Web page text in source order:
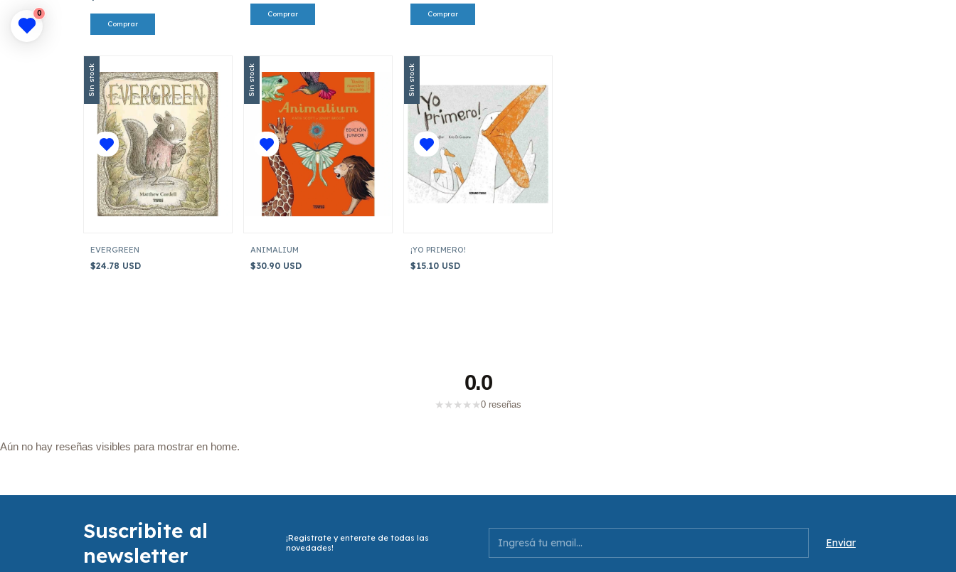
Sin stock
EVERGREEN
$24.78 USD
Sin stock
ANIMALIUM
$30.90 USD
Sin stock
¡YO PRIMERO!
$15.10 USD
0.0
★ ★ ★ ★ ★0 reseñas
Aún no hay reseñas visibles para mostrar en home.
Suscribite al
newsletter
¡Registrate y enterate de todas las
novedades!
0